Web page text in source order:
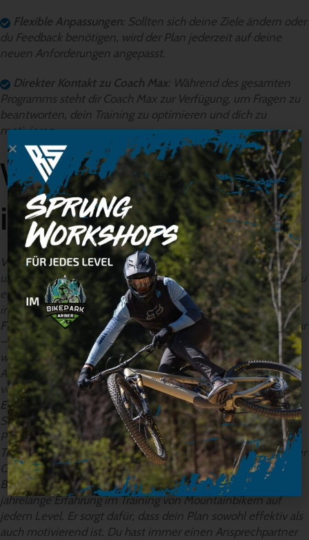
Flexible Anpassungen: Sollten sich deine Ziele ändern oder
du Feedback benötigen, wird der Plan jederzeit auf deine
neuen Anforderungen angepasst.
Direkter Kontakt zu Coach Max: Während des gesamten
Programms steht dir Coach Max zur Verfügung, um Fragen zu
beantworten, dein Training zu optimieren und dich zu
motivieren.
Warum ist dieser Plan
ideal für dich?
Vollständige PersonalisierungJeder Mensch ist einzigartig,
und das gilt auch für sein Training. Mit diesem Plan erhältst du
einen auf dich abgestimmten Trainingsplan, der deine
individuellen Bedürfnisse und Ziele berücksichtigt.
Flexibilität in der PlanungDein Leben ist nicht immer planbar
– deshalb ist dieser Plan darauf ausgelegt, sich an deine
wechselnden Umstände wie Reisen, Familienzeit oder
Arbeitsstress anzupassen, ohne dass du deine Fortschritte
verlierst.
Effektives Training mit dem, was du hastDu musst dir keine
Sorgen machen, dass dir das richtige Equipment fehlt. Der
Plan wird so geschrieben, dass du dein vorhandenes
Trainingsequipment optimal nutzt, ob zu Hause, im Gym oder
Outdoor.
Betreuung durch einen erfahrenen CoachCoach Max hat
jahrelange Erfahrung im Training von Mountainbikern auf
jedem Level. Er sorgt dafür, dass dein Plan sowohl effektiv als
auch motivierend ist. Du hast immer einen Ansprechpartner